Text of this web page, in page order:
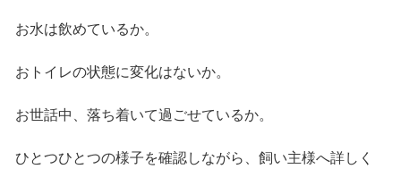
お水は飲めているか。
おトイレの状態に変化はないか。
お世話中、落ち着いて過ごせているか。
ひとつひとつの様子を確認しながら、飼い主様へ詳しく